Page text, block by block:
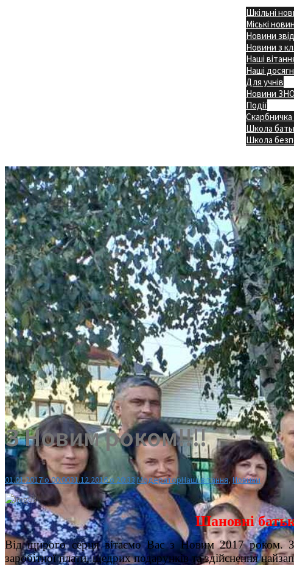
Шкільні
Міські
Новини
Новини з
Наші
Наші
Для учнів
Новини ЗНО
Події
Школа
Школа
З Новим роком!!!!
01.01.2017 о 00:0031.12.2016 о 20:33МодераторНаші вітання, Новини
Шановні
Від щирого серця вітаємо Вас з Новим 2017 роком.
заробітної плати, щедрих подарунків та здійснення